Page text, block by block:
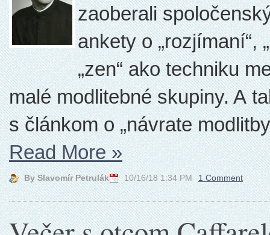
zaoberali
ankety o „rozjímaní“,
„zen“ ako techniku
malé modlitebné skupiny. A
s článkom o „návrate
Read More»
By Slavomír Petrulák 10/16/18 1:34 PM 1 Comment